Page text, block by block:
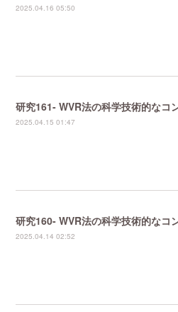
2025.04.16 05:50
研究161- WVR法の科学技術的なコ
2025.04.15 01:47
研究160- WVR法の科学技術的なコ
2025.04.14 02:52